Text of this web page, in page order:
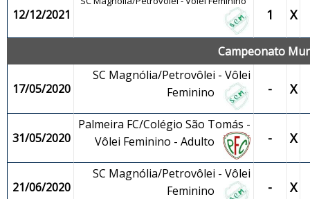
12/12/2021 1 X
Campeonato
17/05/2020
SC Magnólia/Petrovôlei - Vôlei
Feminino
- X
31/05/2020
Palmeira FC/Colégio São Tomás -
Vôlei Feminino - Adulto
- X
21/06/2020
SC Magnólia/Petrovôlei - Vôlei
Feminino
- X